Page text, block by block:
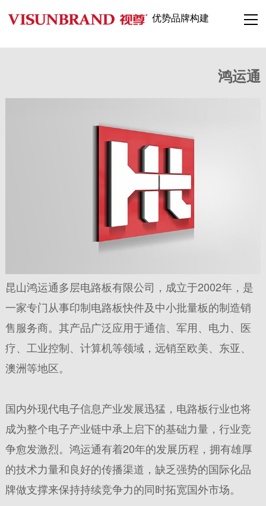
优势品牌构建
鸿运通
昆山鸿运通多层电路板有限公司，成立于2002年，是
一家专门从事印制电路板快件及中小批量板的制造销
售服务商。其产品广泛应用于通信、军用、电力、医
疗、工业控制、计算机等领域，远销至欧美、东亚、
澳洲等地区。
国内外现代电子信息产业发展迅猛，电路板行业也将
成为整个电子产业链中承上启下的基础力量，行业竞
争愈发激烈。 鸿运通有着20年的发展历程，拥有雄厚
的技术力量和良好的传播渠道，缺乏强势的国际化品
牌做支撑来保持持续竞争力的同时拓宽国外市场。